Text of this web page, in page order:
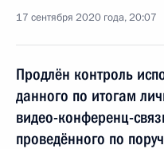
17 сентября 2020 года, 20:07
Продлён контроль
данного по итогам
видео-конференц-
проведённого по